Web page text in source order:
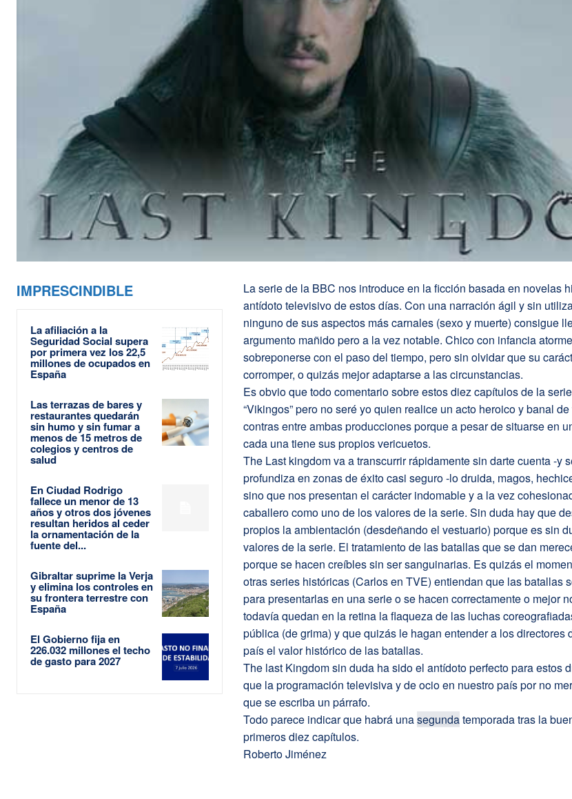
IMPRESCINDIBLE
La afiliación a la
Seguridad Social supera
por primera vez los 22,5
millones de ocupados en
España
Las terrazas de bares y
restaurantes quedarán
sin humo y sin fumar a
menos de 15 metros de
colegios y centros de
salud
En Ciudad Rodrigo
fallece un menor de 13
años y otros dos jóvenes
resultan heridos al ceder
la ornamentación de la
fuente del...
Gibraltar suprime la Verja
y elimina los controles en
su frontera terrestre con
España
El Gobierno fija en
226.032 millones el techo
de gasto para 2027
La serie de la BBC nos introduce en la ficción basada en novelas
antídoto televisivo de estos días. Con una narración ágil y sin
ninguno de sus aspectos más carnales (sexo y muerte) consigue
argumento mañido pero a la vez notable. Chico con infancia
sobreponerse con el paso del tiempo, pero sin olvidar que su
corromper, o quizás mejor adaptarse a las circunstancias.
Es obvio que todo comentario sobre estos diez capítulos de la
“Vikingos” pero no seré yo quien realice un acto heroico y banal
contras entre ambas producciones porque a pesar de situarse en
cada una tiene sus propios vericuetos.
The Last kingdom va a transcurrir rápidamente sin darte cuenta -y
profundiza en zonas de éxito casi seguro -lo druida, magos,
sino que nos presentan el carácter indomable y a la vez
caballero como uno de los valores de la serie. Sin duda hay que
propios la ambientación (desdeñando el vestuario) porque es sin
valores de la serie. El tratamiento de las batallas que se dan
porque se hacen creíbles sin ser sanguinarias. Es quizás el
otras series históricas (Carlos en TVE) entiendan que las batallas
para presentarlas en una serie o se hacen correctamente o mejor
todavía quedan en la retina la flaqueza de las luchas
pública (de grima) y que quizás le hagan entender a los directores
país el valor histórico de las batallas.
The last Kingdom sin duda ha sido el antídoto perfecto para estos
que la programación televisiva y de ocio en nuestro país por no
que se escriba un párrafo.
Todo parece indicar que habrá unasegundatemporada tras la
primeros diez capítulos.
Roberto Jiménez